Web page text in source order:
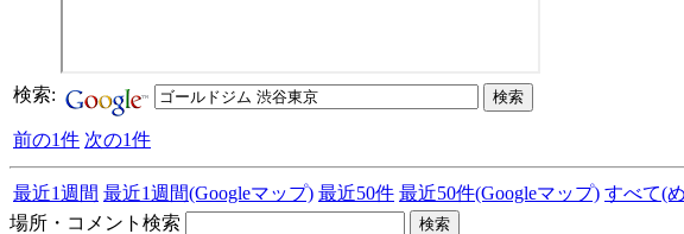
検索:
前の1件 次の1件
最近1週間 最近1週間(Googleマップ) 最近50件 最近50件(Googleマップ) すべて(
場所・コメント検索